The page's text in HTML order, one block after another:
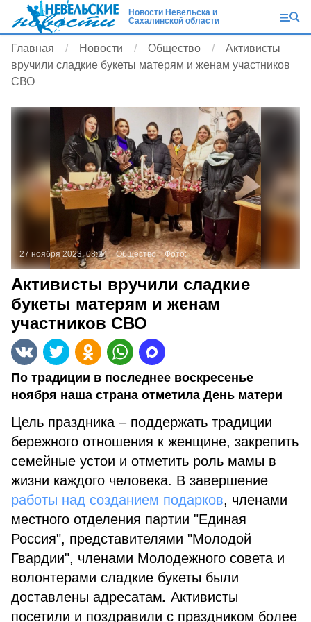
Новости Невельска и
Сахалинской области
Главная Новости Общество
Активисты
вручили сладкие букеты матерям и женам участников
СВО
27 ноября 2023, 08:24 Общество Фото:
Активисты вручили сладкие
букеты матерям и женам
участников СВО
По традиции в последнее воскресенье
ноября наша страна отметила День матери
Цель праздника – поддержать традиции
бережного отношения к женщине, закрепить
семейные устои и отметить роль мамы в
жизни каждого человека. В завершение
работы над созданием подарков, членами
местного отделения партии "Единая
Россия", представителями "Молодой
Гвардии", членами Молодежного совета и
волонтерами сладкие букеты были
доставлены адресатам. Активисты
посетили и поздравили с праздником более